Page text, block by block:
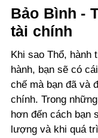
Bảo Bình -
tài chính
Khi sao Thổ, hành
hành, bạn sẽ có
chế mà bạn đã và
chính. Trong
hơn đến cách bạn
lượng và khi quá